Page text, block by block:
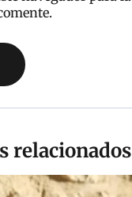
relacionados